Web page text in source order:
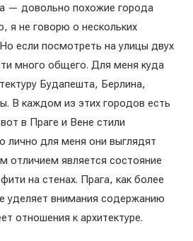
— довольно похожие города
я не говорю о нескольких
если посмотреть на улицы двух
много общего. Для меня куда
Будапешта, Берлина,
В каждом из этих городов есть
в Праге и Вене стили
лично для меня они выглядят
отличием является состояние
на стенах. Прага, как более
уделяет внимания содержанию
отношения к архитектуре.